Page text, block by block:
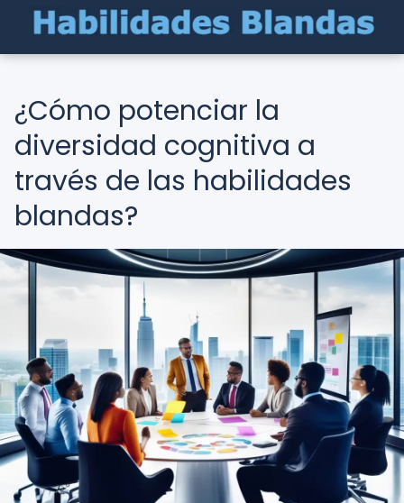
¿Cómo potenciar la
diversidad cognitiva a
través de las habilidades
blandas?